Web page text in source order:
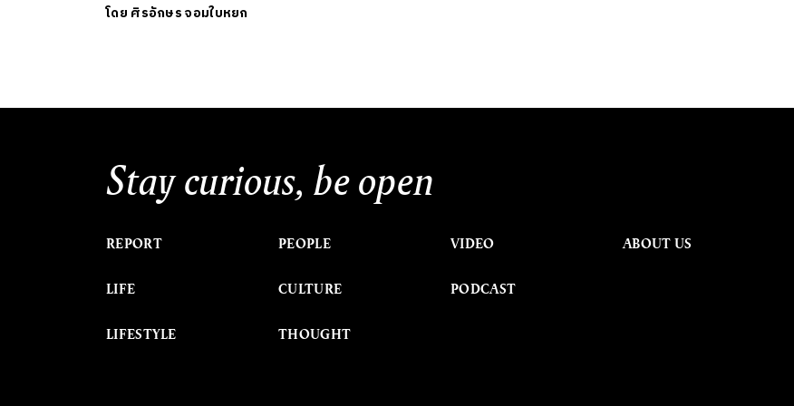
โดย ศิรอักษร จอมใบหยก
Stay curious, be open
REPORT
LIFE
LIFESTYLE
PEOPLE
CULTURE
THOUGHT
VIDEO
PODCAST
ABOUT US